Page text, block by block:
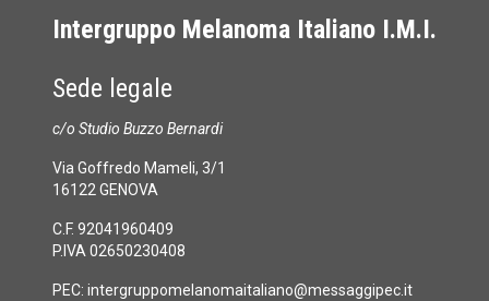
Intergruppo Melanoma Italiano I.M.I.
Sede legale
c/o Studio Buzzo Bernardi
Via Goffredo Mameli, 3/1
16122 GENOVA
C.F. 92041960409
P.IVA 02650230408
PEC: intergruppomelanomaitaliano@messaggipec.it